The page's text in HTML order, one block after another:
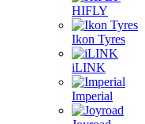
HIFLY
Ikon Tyres
iLINK
Imperial